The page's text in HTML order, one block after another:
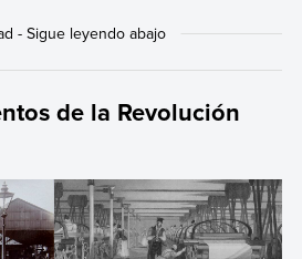
de la Revolución